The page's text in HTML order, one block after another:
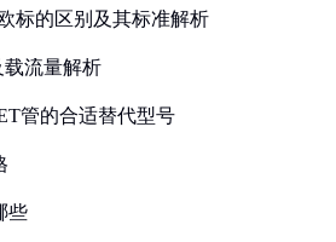
标的区别及其标准解析
载流量解析
管的合适替代型号
些